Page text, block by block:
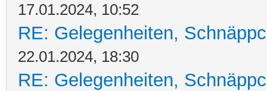
17.01.2024, 10:52
RE: Gelegenheiten,
22.01.2024, 18:30
RE: Gelegenheiten,